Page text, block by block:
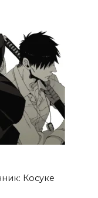
Косуке